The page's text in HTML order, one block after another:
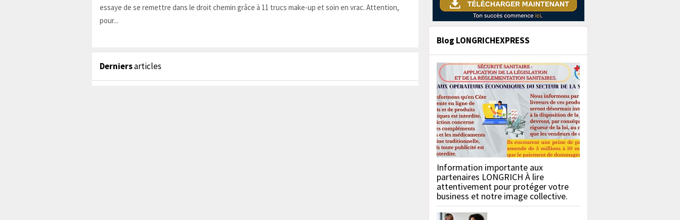
essaye de se remettre dans le droit chemin grâce à 11 trucs make-up et soin en vrac. Attention,
pour...
Derniersarticles
Blog LONGRICHEXPRESS
Information importante aux
partenaires LONGRICH À lire
attentivement pour protéger votre
business et notre image collective.